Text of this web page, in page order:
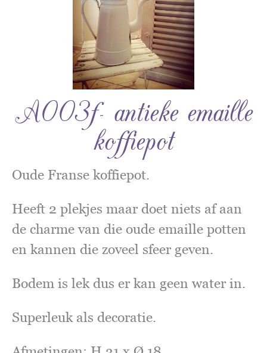
A003f- antieke emaille
koffiepot
Oude Franse koffiepot.
Heeft 2 plekjes maar doet niets af aan
de charme van die oude emaille potten
en kannen die zoveel sfeer geven.
Bodem is lek dus er kan geen water in.
Superleuk als decoratie.